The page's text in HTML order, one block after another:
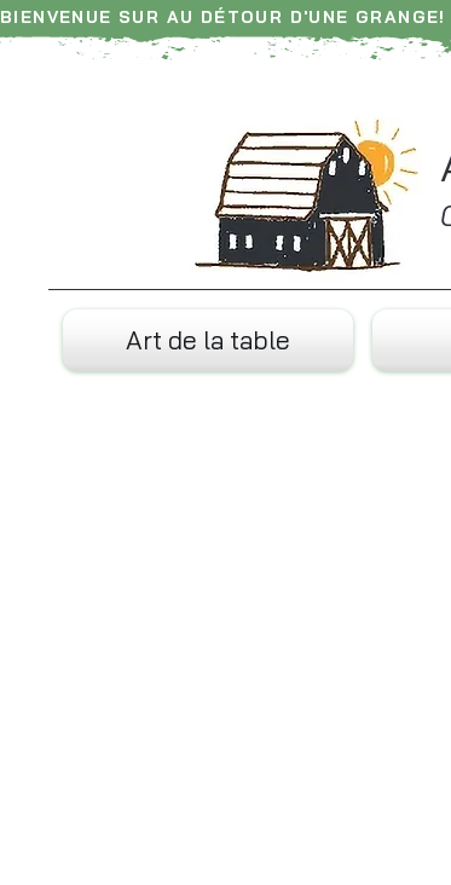
BIENVENUE SUR AU DÉTOUR D'UNE
Art de la table
Retrouvez chaque jour nos